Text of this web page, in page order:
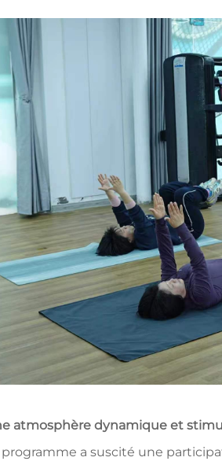
atmosphère dynamique et
programme a suscité une